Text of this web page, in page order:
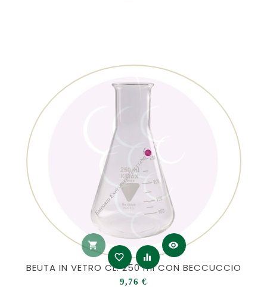
shopping_cart
favorite_border
equalizer
visibility
BEUTA IN VETRO CL. 250 ml CON BECCUCCIO
9,76 €